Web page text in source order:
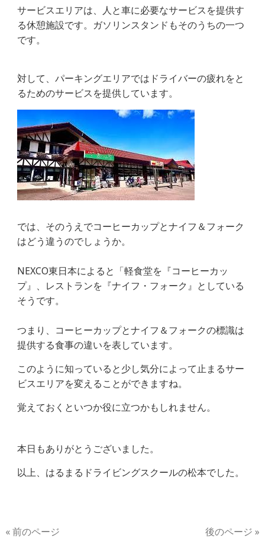
サービスエリアは、人と車に必要なサービスを提供す
る休憩施設です。ガソリンスタンドもそのうちの一つ
です。
対して、パーキングエリアではドライバーの疲れをと
るためのサービスを提供しています。
では、そのうえでコーヒーカップとナイフ＆フォーク
はどう違うのでしょうか。
NEXCO東日本によると「軽食堂を『コーヒーカッ
プ』、レストランを『ナイフ・フォーク』としている
そうです。
つまり、コーヒーカップとナイフ＆フォークの標識は
提供する食事の違いを表しています。
このように知っていると少し気分によって止まるサー
ビスエリアを変えることができますね。
覚えておくといつか役に立つかもしれません。
本日もありがとうございました。
以上、はるまるドライビングスクールの松本でした。
« 前のページ 後のページ »